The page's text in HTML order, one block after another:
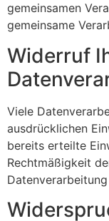
gemeinsamen
gemeinsame
Widerruf
Viele
ausdrücklichen
bereits erteilte
Rechtmäßigkeit